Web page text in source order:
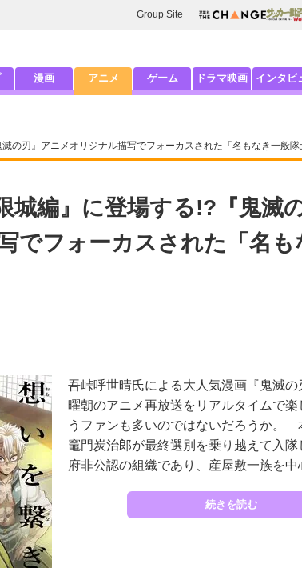
Group Site
漫画 アニメ ゲーム ドラマ映画 インタビ
の刃』アニメオリジナル描写でフォーカスされた「名もなき一般隊
城編』に登場する!?『鬼滅
でフォーカスされた「名も
吾峠呼世晴氏による大人気漫画『鬼滅の
曜朝のアニメ再放送をリアルタイムで楽
うファンも多いのではないだろうか。
竈門炭治郎が最終選別を乗り越えて入隊
府非公認の組織であり、産屋敷一族を
続きを読む